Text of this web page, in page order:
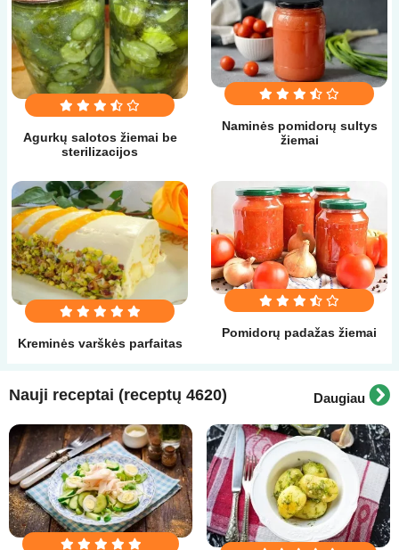
Agurkų salotos žiemai be
sterilizacijos
Naminės pomidorų sultys
žiemai
Kreminės varškės parfaitas
Pomidorų padažas žiemai
Nauji receptai (receptų 4620) Daugiau